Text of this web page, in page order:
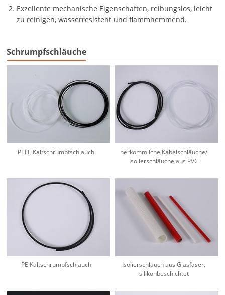
Exzellente mechanische Eigenschaften, reibungslos, leicht
zu reinigen, wasserresistent und flammhemmend.
Schrumpfschläuche
PTFE Kaltschrumpfschlauch
herkömmliche Kabelschläuche/
Isolierschläuche aus PVC
PE Kaltschrumpfschlauch
Isolierschlauch aus Glasfaser,
silikonbeschichtet